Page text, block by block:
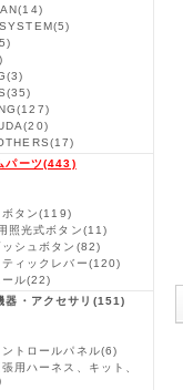
(14)
(5)
(3)
(35)
(127)
(20)
(17)
パーツ(443)
ボタン(119)
照光式ボタン(11)
シュボタン (82)
ィックレバー(120)
ル(22)
器・アクセサリ (151)
トロールパネル(6)
用ハーネス、キット、